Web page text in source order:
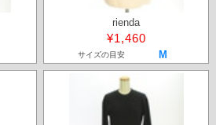
rienda
¥1,460
サイズの目安 M